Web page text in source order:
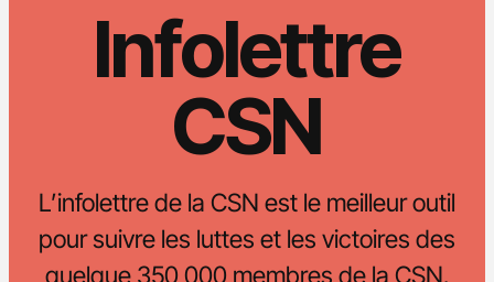
Infolettre
CSN
L’infolettre de la CSN est le meilleur outil
pour suivre les luttes et les victoires des
quelque 350 000 membres de la CSN.